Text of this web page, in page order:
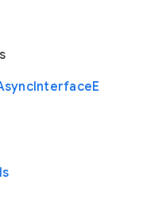
InterfaceE